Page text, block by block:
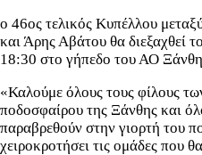
ο 46ος τελικός Κυπέλλου
και Άρης Αβάτου θα διεξαχθεί
18:30 στο γήπεδο του ΑΟ
«Καλούμε όλους τους φίλους
ποδοσφαίρου της Ξάνθης και
παραβρεθούν στην γιορτή του
χειροκροτήσει τις ομάδες που